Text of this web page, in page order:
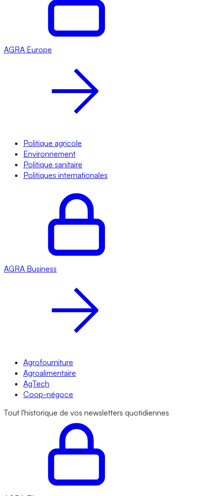
AGRA Europe
Politique agricole
Environnement
Politique sanitaire
Politiques internationales
AGRA Business
Agrofourniture
Agroalimentaire
AgTech
Coop-négoce
Tout l'historique de vos newsletters quotidiennes